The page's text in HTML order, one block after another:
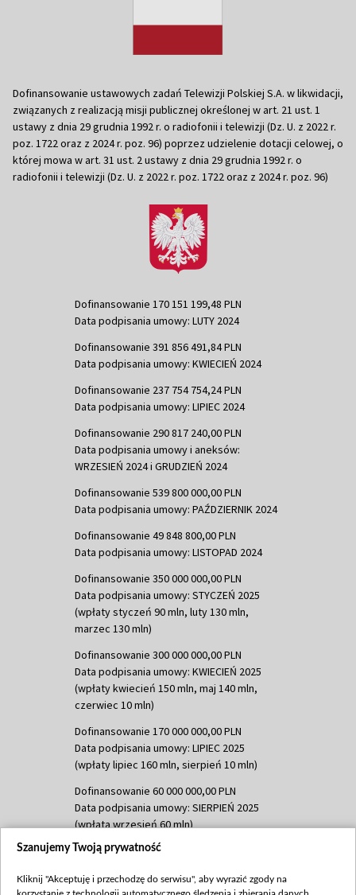
Dofinansowanie ustawowych zadań Telewizji Polskiej S.A. w likwidacji,
związanych z realizacją misji publicznej określonej w art. 21 ust. 1
ustawy z dnia 29 grudnia 1992 r. o radiofonii i telewizji (Dz. U. z 2022 r.
poz. 1722 oraz z 2024 r. poz. 96) poprzez udzielenie dotacji celowej, o
której mowa w art. 31 ust. 2 ustawy z dnia 29 grudnia 1992 r. o
radiofonii i telewizji (Dz. U. z 2022 r. poz. 1722 oraz z 2024 r. poz. 96)
Dofinansowanie 170 151 199,48 PLN
Data podpisania umowy: LUTY 2024
Dofinansowanie 391 856 491,84 PLN
Data podpisania umowy: KWIECIEŃ 2024
Dofinansowanie 237 754 754,24 PLN
Data podpisania umowy: LIPIEC 2024
Dofinansowanie 290 817 240,00 PLN
Data podpisania umowy i aneksów:
WRZESIEŃ 2024 i GRUDZIEŃ 2024
Dofinansowanie 539 800 000,00 PLN
Data podpisania umowy: PAŹDZIERNIK 2024
Dofinansowanie 49 848 800,00 PLN
Data podpisania umowy: LISTOPAD 2024
Dofinansowanie 350 000 000,00 PLN
Data podpisania umowy: STYCZEŃ 2025
(wpłaty styczeń 90 mln, luty 130 mln,
marzec 130 mln)
Dofinansowanie 300 000 000,00 PLN
Data podpisania umowy: KWIECIEŃ 2025
(wpłaty kwiecień 150 mln, maj 140 mln,
czerwiec 10 mln)
Dofinansowanie 170 000 000,00 PLN
Data podpisania umowy: LIPIEC 2025
(wpłaty lipiec 160 mln, sierpień 10 mln)
Dofinansowanie 60 000 000,00 PLN
Data podpisania umowy: SIERPIEŃ 2025
(wpłata wrzesień 60 mln)
Dofinansowanie 635 783 051,21 PLN
(wpłata wrzesień 100 mln, październik 350
Szanujemy Twoją prywatność
Kliknij "Akceptuję i przechodzę do serwisu", aby wyrazić zgody na